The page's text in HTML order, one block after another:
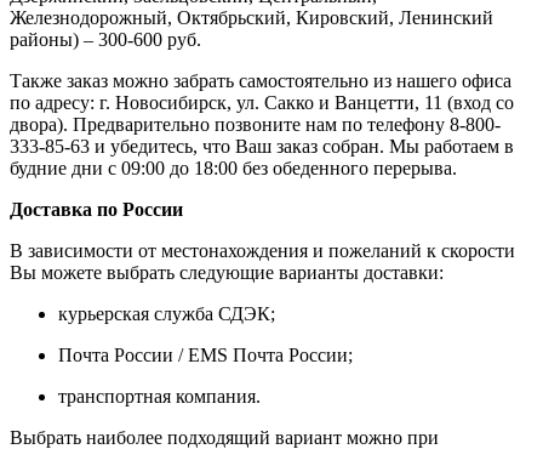
Железнодорожный, Октябрьский, Кировский, Ленинский
районы) – 300-600 руб.
Также заказ можно забрать самостоятельно из нашего офиса
по адресу: г. Новосибирск, ул. Сакко и Ванцетти, 11 (вход со
двора). Предварительно позвоните нам по телефону 8-800-
333-85-63 и убедитесь, что Ваш заказ собран. Мы работаем в
будние дни с 09:00 до 18:00 без обеденного перерыва.
Доставка по России
В зависимости от местонахождения и пожеланий к скорости
Вы можете выбрать следующие варианты доставки:
курьерская служба СДЭК;
Почта России / EMS Почта России;
транспортная компания.
Выбрать наиболее подходящий вариант можно при